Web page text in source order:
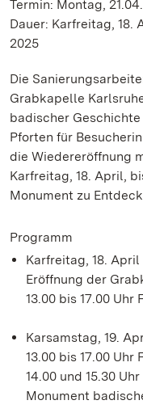
Termin: Montag,
Dauer: Karfreitag, 18.
2025
Die
Grabkapelle
badischer
Pforten für
die Wiedereröffnung
Karfreitag, 18. April,
Monument zu
Programm
Karfreitag, 18. April
Eröffnung der
13.00 bis 17.00 Uhr
Karsamstag, 19.
13.00 bis 17.00 Uhr
14.00 und 15.30
Monument